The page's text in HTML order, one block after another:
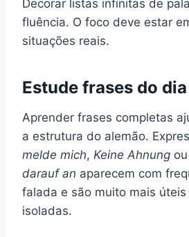
Decorar listas infinitas de
fluência. O foco deve estar
situações reais.
Estude frases do
Aprender frases completas
a estrutura do alemão.
melde mich, Keine Ahnung ou
darauf an aparecem com
falada e são muito mais
isoladas.